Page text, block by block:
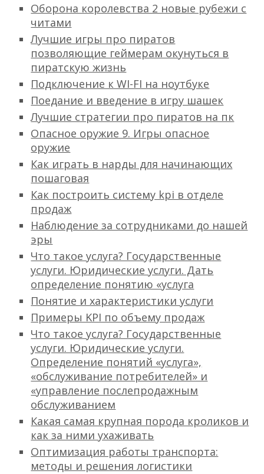
Оборона королевства 2 новые рубежи с
читами
Лучшие игры про пиратов
позволяющие геймерам окунуться в
пиратскую жизнь
Подключение к WI-FI на ноутбуке
Поедание и введение в игру шашек
Лучшие стратегии про пиратов на пк
Опасное оружие 9. Игры опасное
оружие
Как играть в нарды для начинающих
пошаговая
Как построить систему kpi в отделе
продаж
Наблюдение за сотрудниками до нашей
эры
Что такое услуга? Государственные
услуги. Юридические услуги. Дать
определение понятию «услуга
Понятие и характеристики услуги
Примеры KPI по объему продаж
Что такое услуга? Государственные
услуги. Юридические услуги.
Определение понятий «услуга»,
«обслуживание потребителей» и
«управление послепродажным
обслуживанием
Какая самая крупная порода кроликов и
как за ними ухаживать
Оптимизация работы транспорта:
методы и решения логистики